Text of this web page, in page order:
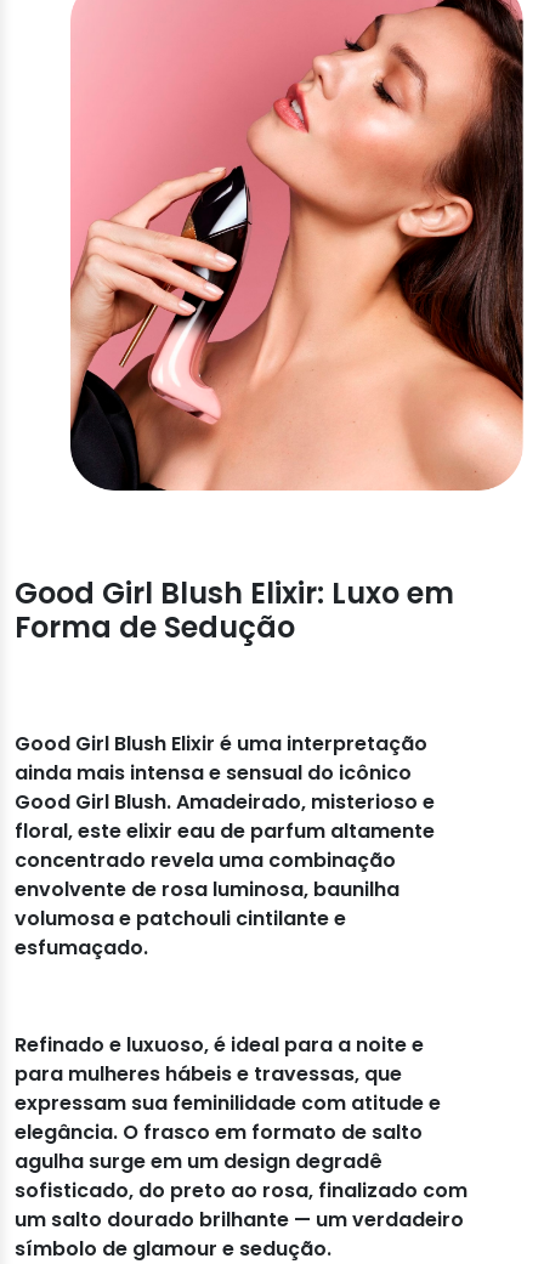
Good Girl Blush Elixir: Luxo em
Forma de Sedução
Good Girl Blush Elixir é uma interpretação
ainda mais intensa e sensual do icônico
Good Girl Blush. Amadeirado, misterioso e
floral, este elixir eau de parfum altamente
concentrado revela uma combinação
envolvente de rosa luminosa, baunilha
volumosa e patchouli cintilante e
esfumaçado.
Refinado e luxuoso, é ideal para a noite e
para mulheres hábeis e travessas, que
expressam sua feminilidade com atitude e
elegância. O frasco em formato de salto
agulha surge em um design degradê
sofisticado, do preto ao rosa, finalizado com
um salto dourado brilhante — um verdadeiro
símbolo de glamour e sedução.